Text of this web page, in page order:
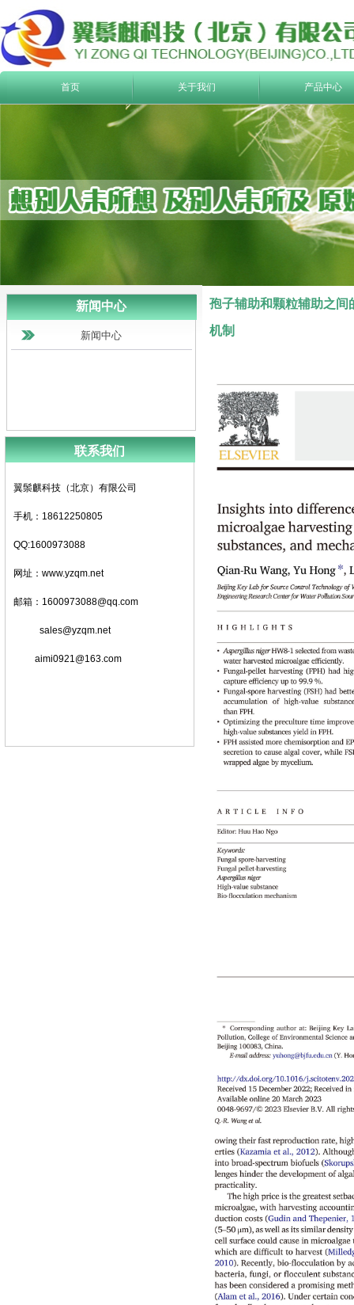
首页 关于我们 产品中心
新闻中心
新闻中心
联系我们
翼鬃麒科技（北京）有限公司
手机：18612250805
QQ:1600973088
网址：www.yzqm.net
邮箱：1600973088@qq.com
sales@yzqm.net
aimi0921@163.com
孢子辅助和颗粒辅助之间
机制